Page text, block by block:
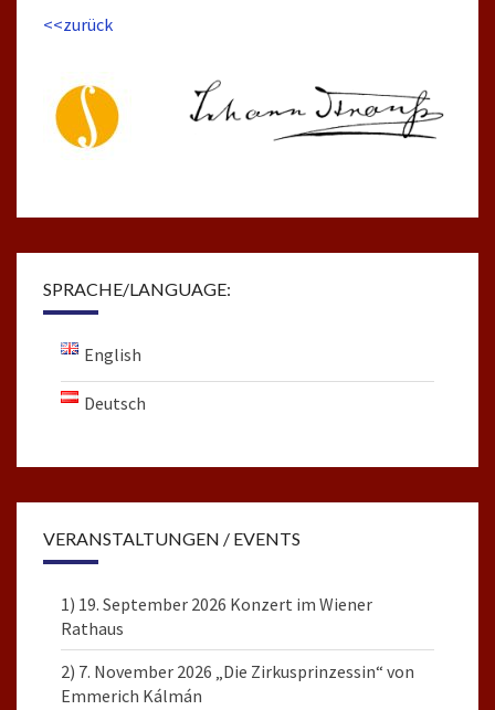
<<zurück
SPRACHE/LANGUAGE:
English
Deutsch
VERANSTALTUNGEN / EVENTS
1) 19. September 2026 Konzert im Wiener
Rathaus
2) 7. November 2026 „Die Zirkusprinzessin“ von
Emmerich Kálmán